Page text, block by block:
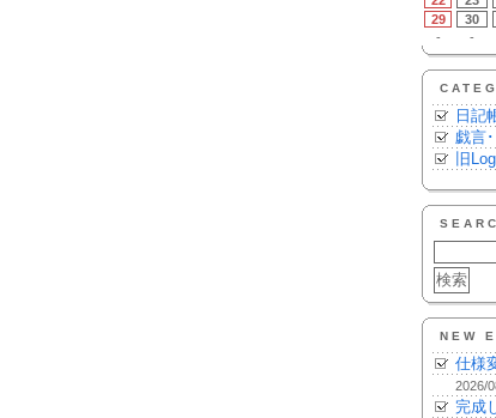
29
30
-
-
日記
戯言
旧Log
NEW
仕様
2026/
完成